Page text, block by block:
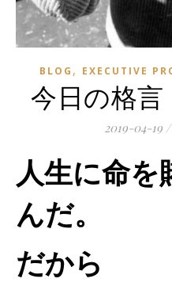
BLOG , EXECUTIVE
今日の格
2019-04-19 /
人生に命
んだ。
だから